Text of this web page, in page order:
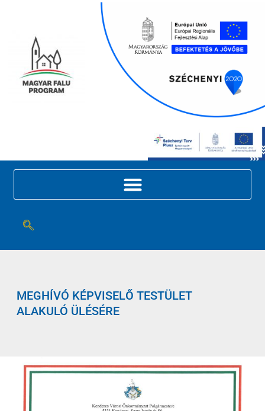
MEGHÍVÓ KÉPVISELŐ TESTÜLET
ALAKULÓ ÜLÉSÉRE